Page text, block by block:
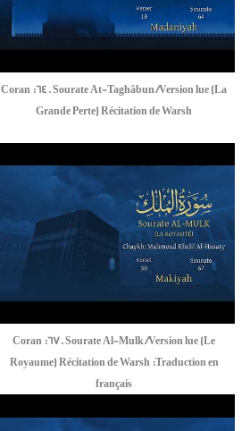
Coran :64. Sourate At-Taghâbun /Version lue (La
Grande Perte) Récitation de Warsh
Coran :67. Sourate Al-Mulk /Version lue (Le
Royaume) Récitation de Warsh :Traduction en
français